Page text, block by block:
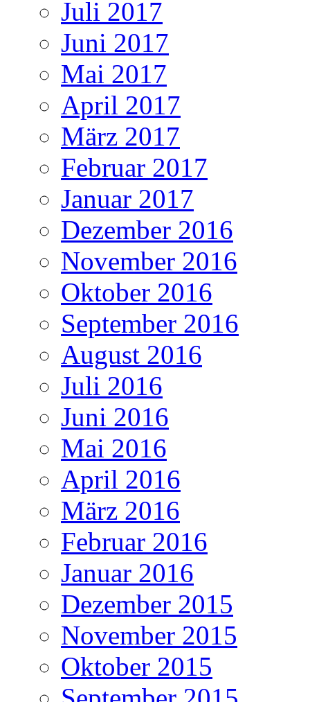
Juli 2017
Juni 2017
Mai 2017
April 2017
März 2017
Februar 2017
Januar 2017
Dezember 2016
November 2016
Oktober 2016
September 2016
August 2016
Juli 2016
Juni 2016
Mai 2016
April 2016
März 2016
Februar 2016
Januar 2016
Dezember 2015
November 2015
Oktober 2015